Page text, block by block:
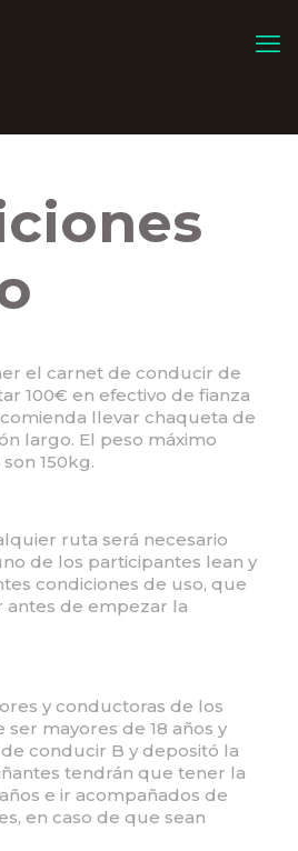
el carnet de conducir de
100€ en efectivo de fianza
llevar chaqueta de
largo. El peso máximo
150kg.
ruta será necesario
de los participantes lean y
condiciones de uso, que
de empezar la
y conductoras de los
mayores de 18 años y
conducir B y depositó la
tendrán que tener la
e ir acompañados de
en caso de que sean